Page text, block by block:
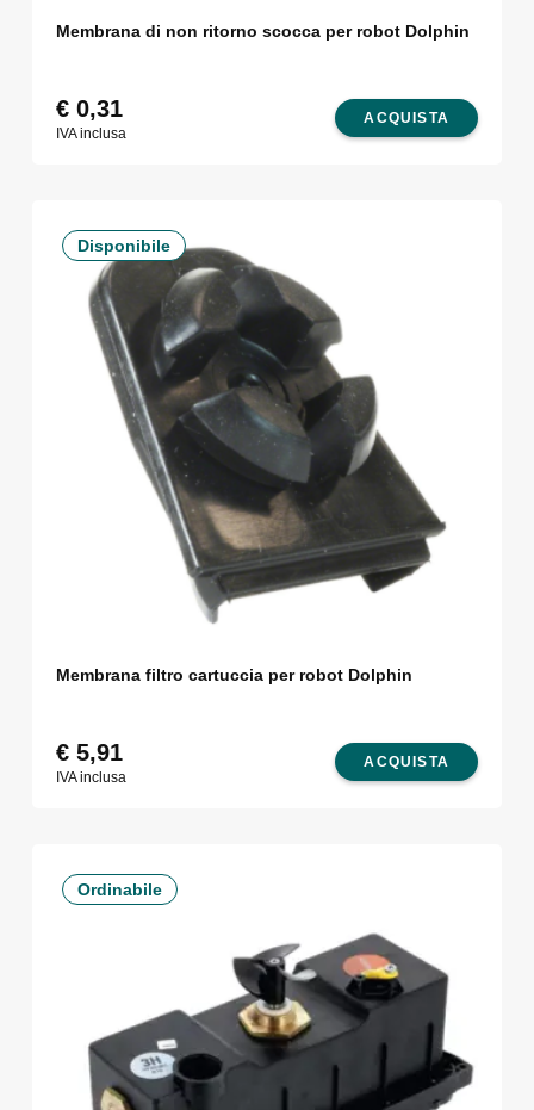
Membrana di non ritorno scocca per robot Dolphin
ACQUISTA
€0,31
IVA inclusa
Disponibile
Membrana filtro cartuccia per robot Dolphin
ACQUISTA
€5,91
IVA inclusa
Ordinabile